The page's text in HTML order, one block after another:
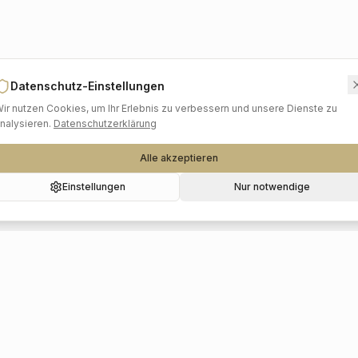
Datenschutz-Einstellungen
nutzen Cookies, um Ihr Erlebnis zu verbessern und unsere Dienste zu
Datenschutzerklärung
Alle akzeptieren
Einstellungen Nur notwendige